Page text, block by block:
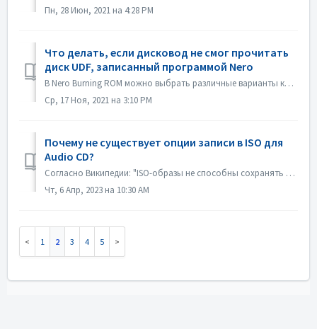
Пн, 28 Июн, 2021 на 4:28 PM
Что делать, если дисковод не смог прочитать
диск UDF, записанный программой Nero
В Nero Burning ROM можно выбрать различные варианты компиляции. Если вы записали диск UDF, но совместимость вашего дисковода и UDF не очень хорошая, это м...
Ср, 17 Ноя, 2021 на 3:10 PM
Почему не существует опции записи в ISO для
Audio CD?
Согласно Википедии: "ISO-образы не способны сохранять и воссоздавать CD-Audio диски, из-за того, что CD-Audio диски не используют компьютерную файлову...
Чт, 6 Апр, 2023 на 10:30 AM
1 2 3 4 5